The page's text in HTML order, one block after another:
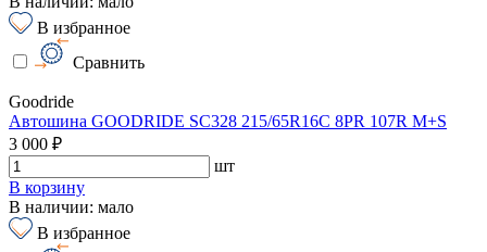
В избранное
Сравнить
Goodride
Автошина GOODRIDE SC328 215/65R16C 8PR 107R M+S
3 000 ₽
шт
В корзину
В наличии: мало
В избранное